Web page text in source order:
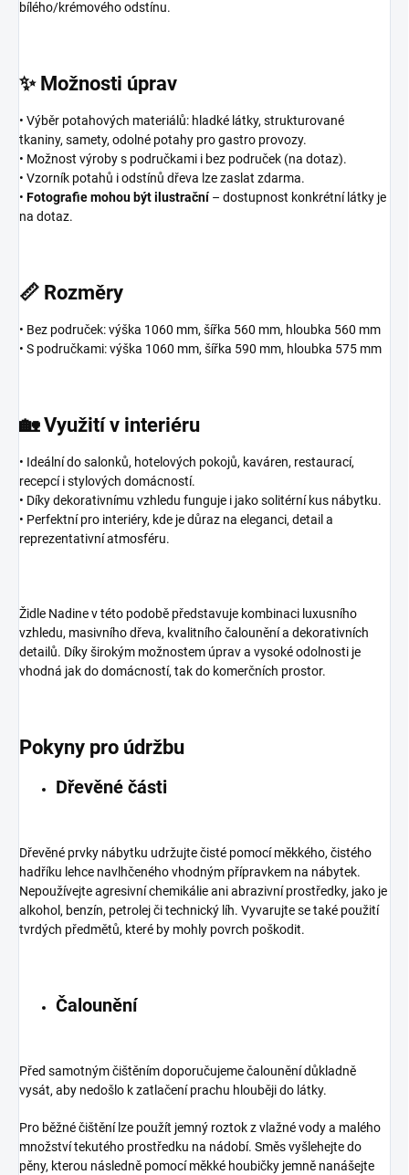
bílého/krémového odstínu.
✨ Možnosti úprav
• Výběr potahových materiálů: hladké látky, strukturované
tkaniny, samety, odolné potahy pro gastro provozy.
• Možnost výroby s područkami i bez područek (na dotaz).
• Vzorník potahů i odstínů dřeva lze zaslat zdarma.
• Fotografie mohou být ilustrační– dostupnost konkrétní látky je
na dotaz.
📏 Rozměry
• Bez područek: výška 1060 mm, šířka 560 mm, hloubka 560 mm
• S područkami: výška 1060 mm, šířka 590 mm, hloubka 575 mm
🏡 Využití v interiéru
• Ideální do salonků, hotelových pokojů, kaváren, restaurací,
recepcí i stylových domácností.
• Díky dekorativnímu vzhledu funguje i jako solitérní kus nábytku.
• Perfektní pro interiéry, kde je důraz na eleganci, detail a
reprezentativní atmosféru.
Židle Nadine v této podobě představuje kombinaci luxusního
vzhledu, masivního dřeva, kvalitního čalounění a dekorativních
detailů. Díky širokým možnostem úprav a vysoké odolnosti je
vhodná jak do domácností, tak do komerčních prostor.
Pokyny pro údržbu
Dřevěné části
Dřevěné prvky nábytku udržujte čisté pomocí měkkého, čistého
hadříku lehce navlhčeného vhodným přípravkem na nábytek.
Nepoužívejte agresivní chemikálie ani abrazivní prostředky, jako je
alkohol, benzín, petrolej či technický líh. Vyvarujte se také použití
tvrdých předmětů, které by mohly povrch poškodit.
Čalounění
Před samotným čištěním doporučujeme čalounění důkladně
vysát, aby nedošlo k zatlačení prachu hlouběji do látky.
Pro běžné čištění lze použít jemný roztok z vlažné vody a malého
množství tekutého prostředku na nádobí. Směs vyšlehejte do
pěny, kterou následně pomocí měkké houbičky jemně nanášejte